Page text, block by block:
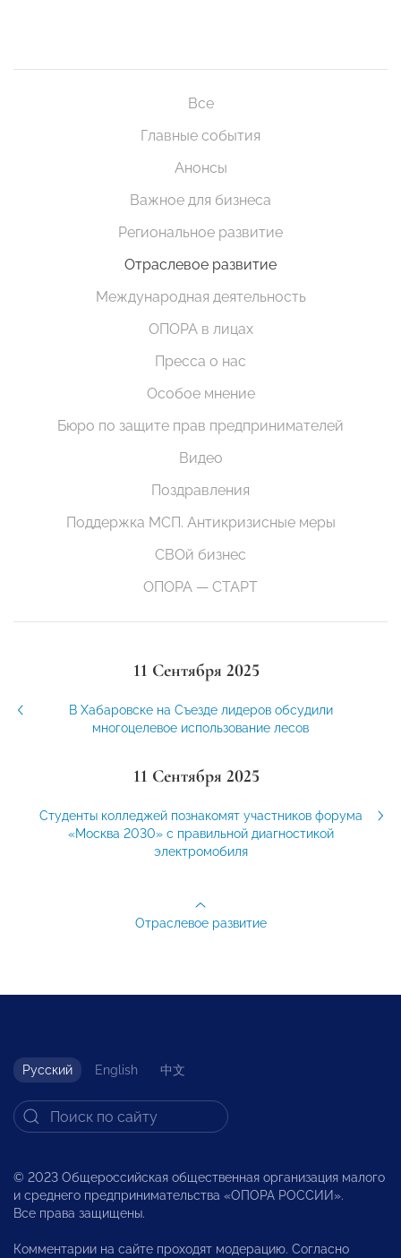
Все
Главные события
Анонсы
Важное для бизнеса
Региональное развитие
Отраслевое развитие
Международная деятельность
ОПОРА в лицах
Пресса о нас
Особое мнение
Бюро по защите прав предпринимателей
Видео
Поздравления
Поддержка МСП. Антикризисные меры
СВОй бизнес
ОПОРА — СТАРТ
11 Сентября 2025
В Хабаровске на Съезде лидеров обсудили
многоцелевое использование лесов
11 Сентября 2025
Студенты колледжей познакомят участников форума
«Москва 2030» с правильной диагностикой
электромобиля
Отраслевое развитие
Русский English 中文
© 2023 Общероссийская общественная организация малого
и среднего предпринимательства «ОПОРА РОССИИ».
Все права защищены.
Комментарии на сайте проходят модерацию. Согласно